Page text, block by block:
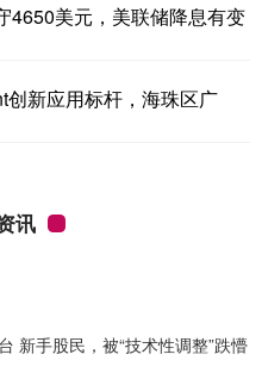
4650美元，美联储降息有变
新应用标杆，海珠区广
讯
新手股民，被“技术性调整”跌懵